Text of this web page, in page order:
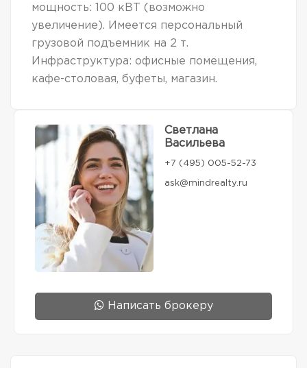
мощность: 100 кВТ (возможно
увеличение). Имеется персональный
грузовой подъемник на 2 т.
Инфраструктура: офисные помещения,
кафе-столовая, буфеты, магазин.
Светлана
Васильева
+7 (495) 005-52-73
ask@mindrealty.ru
Написать брокеру